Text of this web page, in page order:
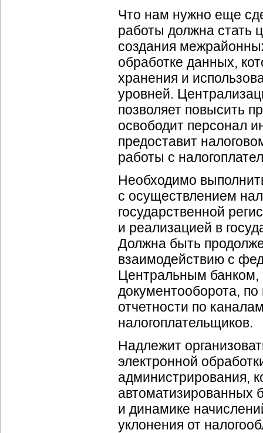
Что нам нужно еще
работы должна стать
создания
обработке данных,
хранения и
уровней.
позволяет повысить
освободит персонал
предоставит
работы с
Необходимо
с осуществлением
государственной
и реализацией в
Должна быть
взаимодействию с
Центральным банком,
документооборота,
отчетности по
налогоплательщиков.
Надлежит
электронной
администрирования,
автоматизированных
и динамике
уклонения от